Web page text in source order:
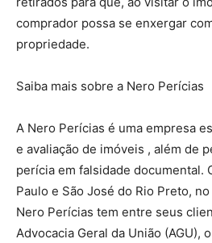
comprador possa se enxergar
propriedade.
Saiba mais sobre a Nero Perícias
A Nero Perícias é uma empresa
e avaliação de imóveis , além de
perícia em falsidade documental.
Paulo e São José do Rio Preto,
Nero Perícias tem entre seus
Advocacia Geral da União (AGU),